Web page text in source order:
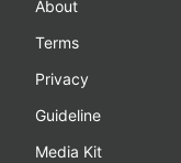
About
Terms
Privacy
Guideline
Media Kit